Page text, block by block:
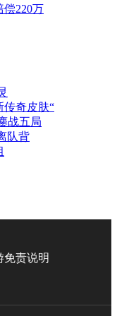
220万
传奇皮肤“
战五局
队背
免责说明